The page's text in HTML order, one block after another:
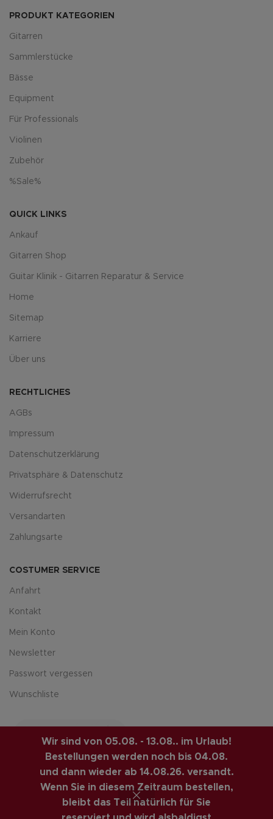
Wir sind von 05.08. - 13.08.. im Urlaub!
Bestellungen werden noch bis 04.08.
und dann wieder ab 14.08.26. versandt.
Wenn Sie in diesem Zeitraum bestellen,
bleibt das Teil natürlich für Sie
PRODUKT KATEGORIEN
Gitarren
Sammlerstücke
Bässe
Equipment
Für Professionals
Violinen
Zubehör
%Sale%
QUICK LINKS
Ankauf
Gitarren Shop
Guitar Klinik - Gitarren Reparatur & Service
Home
Sitemap
Karriere
Über uns
RECHTLICHES
AGBs
Impressum
Datenschutzerklärung
Privatsphäre & Datenschutz
Widerrufsrecht
Versandarten
Zahlungsarte
COSTUMER SERVICE
Anfahrt
Kontakt
Mein Konto
Newsletter
Passwort vergessen
Wunschliste
LUIS-GUITAR-GARAGE.COM © 2026 | CREATED BY
COMPUTERMOBIL . PREMIUM E-COMMERCE SOLUTIONS.